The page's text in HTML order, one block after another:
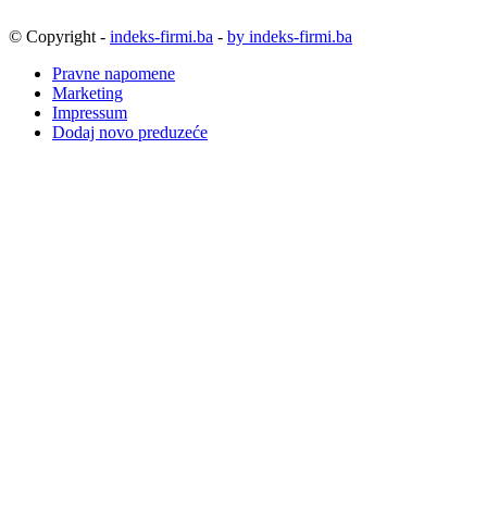
© Copyright - indeks-firmi.ba - by indeks-firmi.ba
Pravne napomene
Marketing
Impressum
Dodaj novo preduzeće